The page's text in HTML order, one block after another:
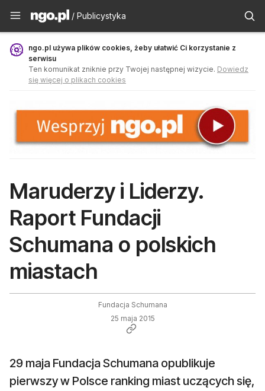
Publicystyka - ngo.pl
/ Publicystyka
ngo.pl używa plików cookies, żeby ułatwić Ci korzystanie z
serwisu
Ten komunikat zniknie przy Twojej następnej wizycie. Dowiedz
się więcej o plikach cookies
Maruderzy i Liderzy.
Raport Fundacji
Schumana o polskich
miastach
Fundacja Schumana
25 maja 2015
29 maja Fundacja Schumana opublikuje
pierwszy w Polsce ranking miast uczących się,